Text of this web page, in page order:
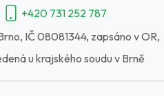
+420 731 252 787
IČ 08081344, zapsáno v OR,
u krajského soudu v Brně